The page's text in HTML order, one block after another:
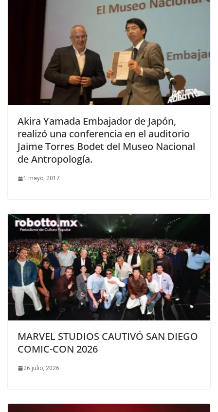
Akira Yamada Embajador de Japón,
realizó una conferencia en el auditorio
Jaime Torres Bodet del Museo Nacional
de Antropología.
1 mayo, 2017
MARVEL STUDIOS CAUTIVÓ SAN DIEGO
COMIC-CON 2026
26 julio, 2026